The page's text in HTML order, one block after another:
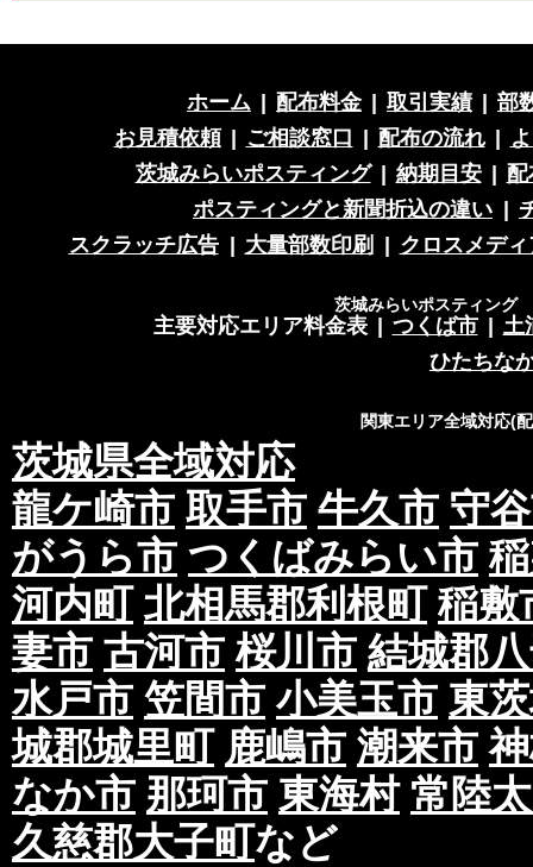
ホーム 配布料金 取引実績
部
お見積依頼
ご相談窓口 配布の流れ
茨城みらいポスティング
納期目安
ポスティングと新聞折込の違い
スクラッチ広告
大量部数印刷 クロスメディ
茨城みらいポスティング
主要対応エリア料金表 つくば市
土
ひたちな
関東エリア全域対応(
茨城県全域対応
龍ケ崎市 取手市 牛久市 守
がうら市 つくばみらい市
河内町 北相馬郡利根町 稲敷
妻市 古河市 桜川市 結城郡
水戸市 笠間市 小美玉市 東
城郡城里町 鹿嶋市 潮来市
なか市 那珂市 東海村 常陸
久慈郡大子町など